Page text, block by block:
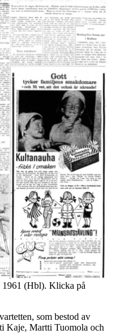
1961 (Hbl). Klicka på
som bestod av
Kaje, Martti Tuomola och